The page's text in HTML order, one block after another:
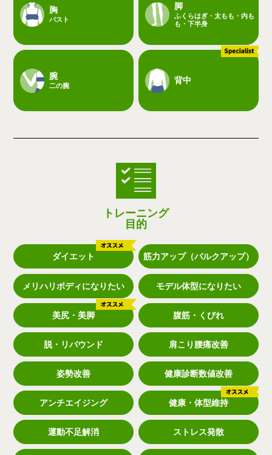
胸
バスト
脚
ふくらはぎ・太もも・内も
も・下半身
腕
二の腕
背中
トレーニング
目的
ダイエット 筋力アップ（バルクアップ）
メリハリボディになりたい モデル体型になりたい
美尻・美脚 腹筋・くびれ
脱・リバウンド 肩こり腰痛改善
姿勢改善 健康診断数値改善
アンチエイジング 健康・体型維持
運動不足解消 ストレス発散